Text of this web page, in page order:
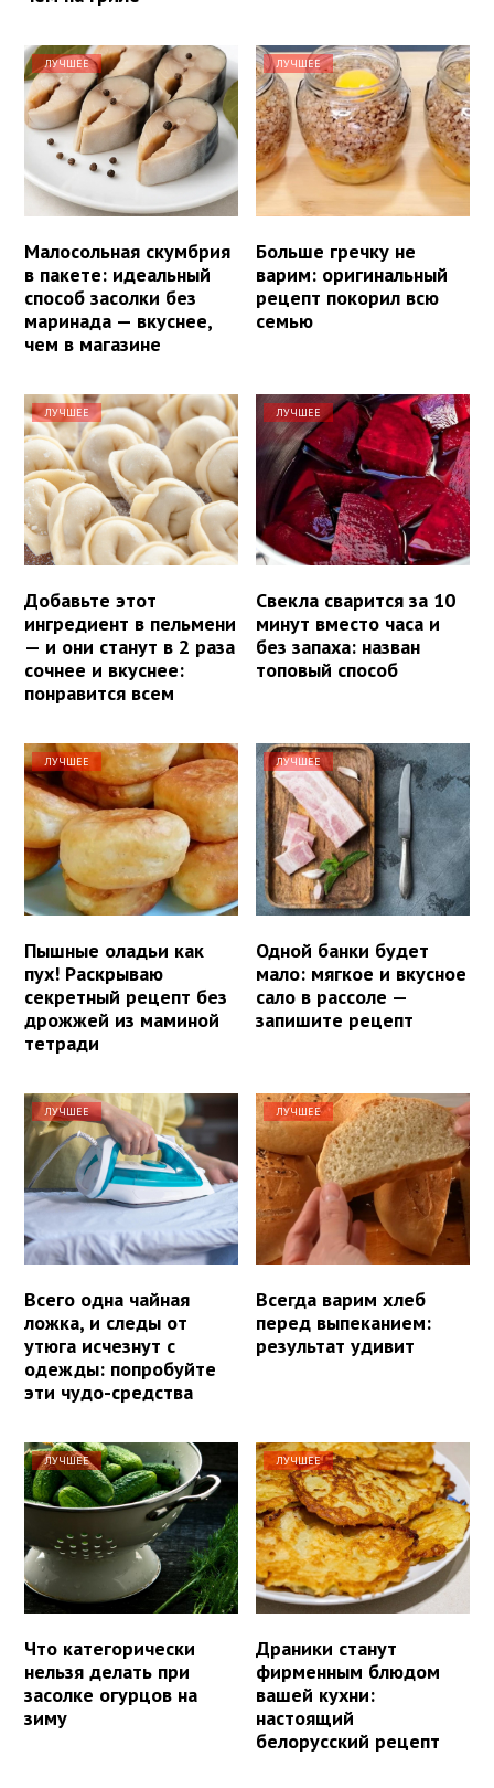
ЛУЧШЕЕ
Малосольная скумбрия
в пакете: идеальный
способ засолки без
маринада — вкуснее,
чем в магазине
ЛУЧШЕЕ
Больше гречку не
варим: оригинальный
рецепт покорил всю
семью
ЛУЧШЕЕ
Добавьте этот
ингредиент в пельмени
— и они станут в 2 раза
сочнее и вкуснее:
понравится всем
ЛУЧШЕЕ
Свекла сварится за 10
минут вместо часа и
без запаха: назван
топовый способ
ЛУЧШЕЕ
Пышные оладьи как
пух! Раскрываю
секретный рецепт без
дрожжей из маминой
тетради
ЛУЧШЕЕ
Одной банки будет
мало: мягкое и вкусное
сало в рассоле —
запишите рецепт
ЛУЧШЕЕ
Всего одна чайная
ложка, и следы от
утюга исчезнут с
одежды: попробуйте
эти чудо-средства
ЛУЧШЕЕ
Всегда варим хлеб
перед выпеканием:
результат удивит
ЛУЧШЕЕ
Что категорически
нельзя делать при
засолке огурцов на
зиму
ЛУЧШЕЕ
Драники станут
фирменным блюдом
вашей кухни:
настоящий
белорусский рецепт